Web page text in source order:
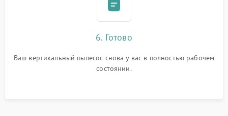
6. Готово
Ваш вертикальный пылесос снова у вас в полностью рабочем
состоянии.